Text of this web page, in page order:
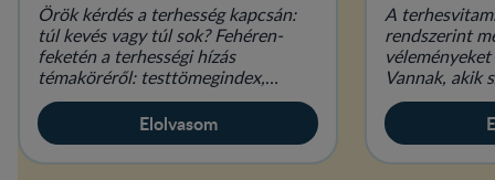
Örök kérdés a terhesség kapcsán:
túl kevés vagy túl sok? Fehéren-
feketén a terhességi hízás
témaköréről: testtömegindex,
étkezés és életmód várandósan.
Elolvasom
A
rendszerint
Vannak, akik
mások hallani